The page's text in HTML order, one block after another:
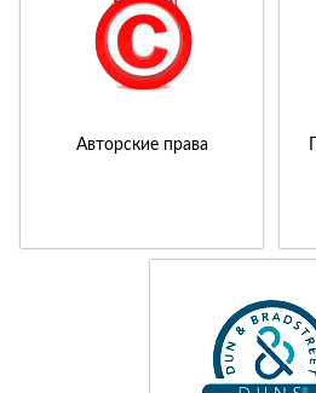
Авторские права